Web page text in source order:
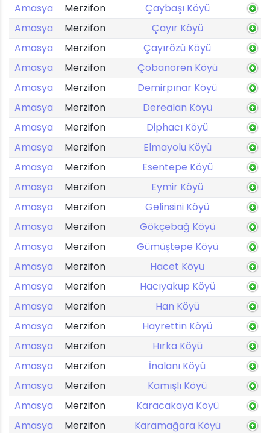
Amasya
Merzifon
Çaybaşı Köyü
Amasya
Merzifon
Çayır Köyü
Amasya
Merzifon
Çayırözü Köyü
Amasya
Merzifon
Çobanören Köyü
Amasya
Merzifon
Demirpınar Köyü
Amasya
Merzifon
Derealan Köyü
Amasya
Merzifon
Diphacı Köyü
Amasya
Merzifon
Elmayolu Köyü
Amasya
Merzifon
Esentepe Köyü
Amasya
Merzifon
Eymir Köyü
Amasya
Merzifon
Gelinsini Köyü
Amasya
Merzifon
Gökçebağ Köyü
Amasya
Merzifon
Gümüştepe Köyü
Amasya
Merzifon
Hacet Köyü
Amasya
Merzifon
Hacıyakup Köyü
Amasya
Merzifon
Han Köyü
Amasya
Merzifon
Hayrettin Köyü
Amasya
Merzifon
Hırka Köyü
Amasya
Merzifon
İnalanı Köyü
Amasya
Merzifon
Kamışlı Köyü
Amasya
Merzifon
Karacakaya Köyü
Amasya
Merzifon
Karamağara Köyü